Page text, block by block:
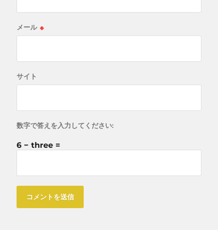
メール ※
サイト
数字で答えを入力してください:
6 − three =